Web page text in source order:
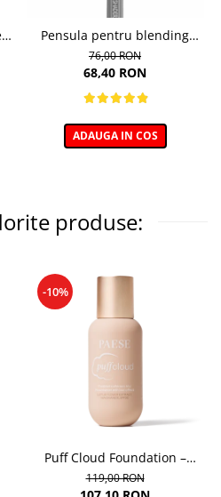
Pensula pentru blending
212, Boho Beauty Over
Shader
76,00 RON
68,40 RON
ADAUGA IN COS
produse:
-10%
Puff Cloud Foundation –
Fond de ten cu efect natural
119,00 RON